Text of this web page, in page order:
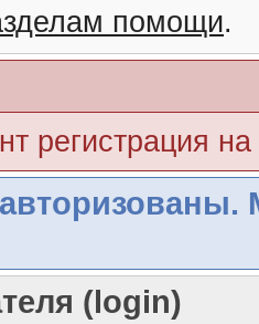
помощи.
регистрация
(login)